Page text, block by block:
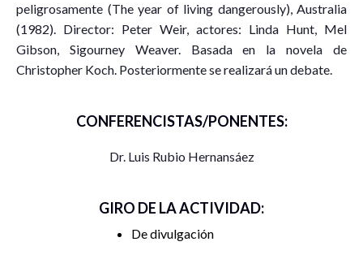
peligrosamente (The year of living dangerously), Australia
(1982). Director: Peter Weir, actores: Linda Hunt, Mel
Gibson, Sigourney Weaver. Basada en la novela de
Christopher Koch. Posteriormente se realizará un debate.
CONFERENCISTAS/PONENTES:
Dr. Luis Rubio Hernansáez
GIRO DE LA ACTIVIDAD:
De divulgación